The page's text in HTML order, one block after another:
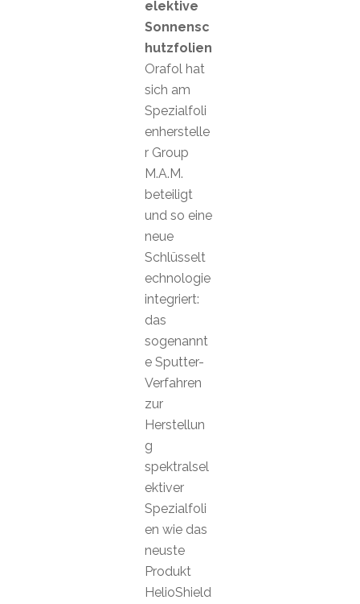
elektive
Sonnensc
hutzfolien
Orafol hat
sich am
Spezialfoli
enherstelle
r Group
M.A.M.
beteiligt
und so eine
neue
Schlüsselt
echnologie
integriert:
das
sogenannt
e Sputter-
Verfahren
zur
Herstellun
g
spektralsel
ektiver
Spezialfoli
en wie das
neuste
Produkt
HelioShield